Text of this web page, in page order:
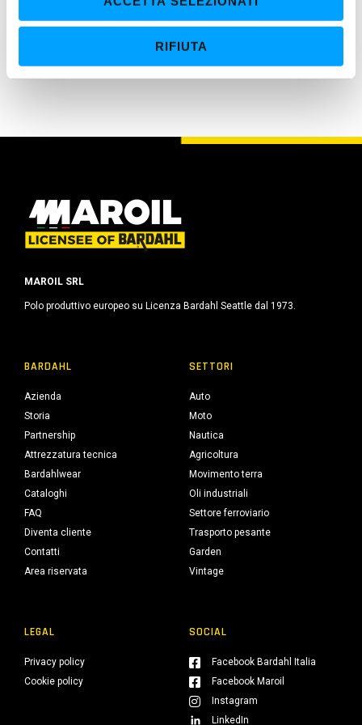
RIFIUTA
trasmissione
Superiore resistenza contro il degrado e l’ossidazione
MAROIL SRL
Polo produttivo europeo su Licenza Bardahl Seattle dal 1973.
BARDAHL
Azienda
Storia
Partnership
Attrezzatura tecnica
Bardahlwear
Cataloghi
FAQ
Diventa cliente
Contatti
Area riservata
SETTORI
Auto
Moto
Nautica
Agricoltura
Movimento terra
Oli industriali
Settore ferroviario
Trasporto pesante
Garden
Vintage
LEGAL
Privacy policy
Cookie policy
SOCIAL
Facebook Bardahl Italia
Facebook Maroil
Instagram
LinkedIn